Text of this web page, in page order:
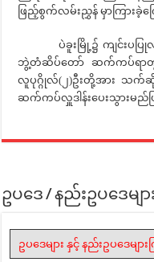
ဖြည့်စွက်လမ်းညွှန် မှာကြားခဲ့
ပဲခူးမြို့၌ ကျင်းပပြုလု
ဘွဲ့တံဆိပ်တော် ဆက်ကပ်ရာတွင်
လူပုဂ္ဂိုလ်(၂)ဦးတို့အား သက်
ဆက်ကပ်လှူဒါန်းပေးသွားမည်
ဥပဒေ / နည်းဥပဒေမျာ
ဥပဒေများ နှင့် နည်းဥပဒေမျာ